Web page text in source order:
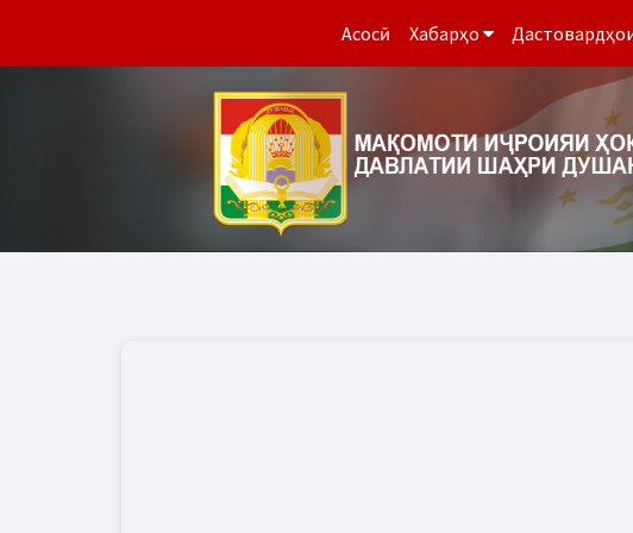
Асосӣ Хабарҳо